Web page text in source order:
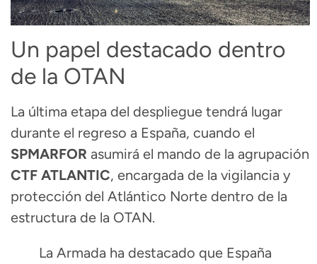
Un papel destacado dentro
de la OTAN
La última etapa del despliegue tendrá lugar
durante el regreso a España, cuando el
SPMARFOR asumirá el mando de la agrupación
CTF ATLANTIC, encargada de la vigilancia y
protección del Atlántico Norte dentro de la
estructura de la OTAN.
La Armada ha destacado que España